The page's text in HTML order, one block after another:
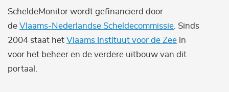
ScheldeMonitor wordt gefinancierd door
de Vlaams-Nederlandse Scheldecommissie . Sinds
2004 staat het Vlaams Instituut voor de Zee in
voor het beheer en de verdere uitbouw van dit
portaal.